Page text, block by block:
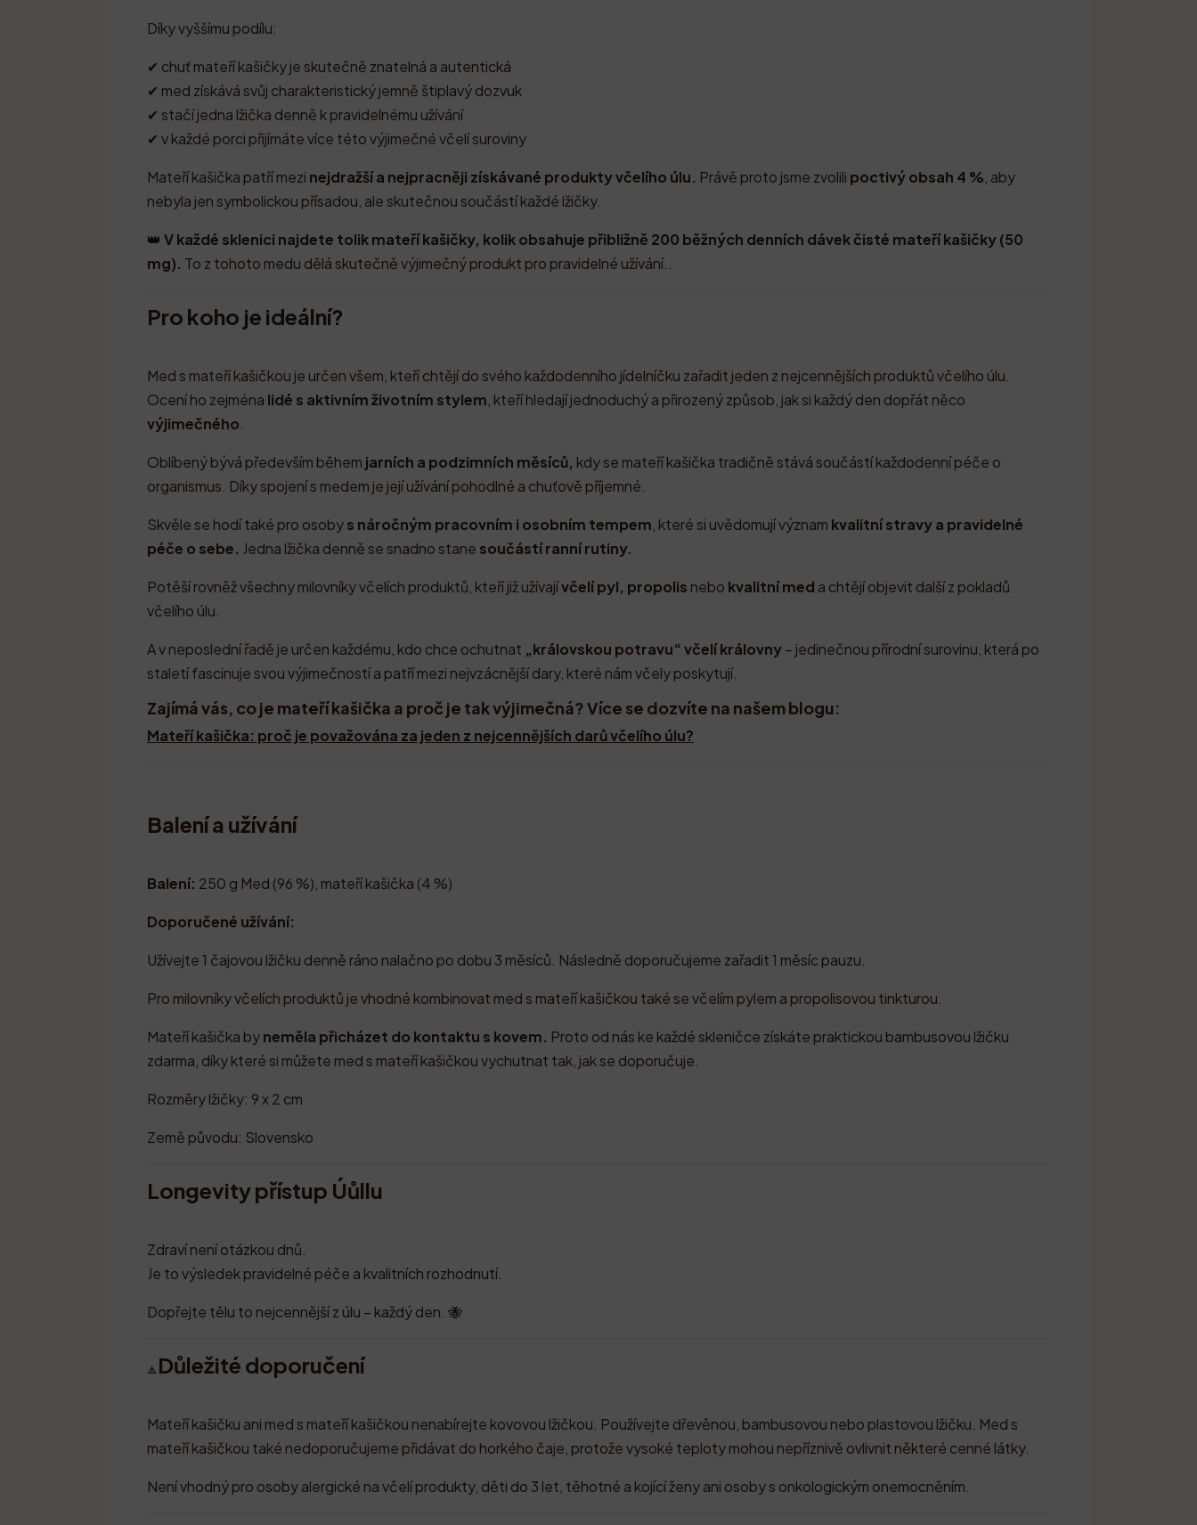
Díky vyššímu podílu:
✔ chuť mateří kašičky je skutečně znatelná a autentická
✔ med získává svůj charakteristický jemně štiplavý dozvuk
✔ stačí jedna lžička denně k pravidelnému užívání
✔ v každé porci přijímáte více této výjimečné včelí suroviny
Mateří kašička patří mezi nejdražší a nejpracněji získávané produkty včelího úlu. Právě proto jsme zvolili poctivý obsah 4 % , aby
nebyla jen symbolickou přísadou, ale skutečnou součástí každé lžičky.
👑 V každé sklenici najdete tolik mateří kašičky, kolik obsahuje přibližně 200 běžných denních dávek čisté mateří kašičky (50
mg). To z tohoto medu dělá skutečně výjimečný produkt pro pravidelné užívání..
Pro koho je ideální?
Med s mateří kašičkou je určen všem, kteří chtějí do svého každodenního jídelníčku zařadit jeden z nejcennějších produktů včelího úlu.
Ocení ho zejména lidé s aktivním životním stylem , kteří hledají jednoduchý a přirozený způsob, jak si každý den dopřát něco
výjimečného
Oblíbený bývá především během jarních a podzimních měsíců, kdy se mateří kašička tradičně stává součástí každodenní péče o
organismus. Díky spojení s medem je její užívání pohodlné a chuťově příjemné.
Skvěle se hodí také pro osobys náročným pracovním i osobním tempem , které si uvědomují význam kvalitní stravy a pravidelné
péče o sebe. Jedna lžička denně se snadno stane součástí ranní rutiny.
Potěší rovněž všechny milovníky včelích produktů, kteří již užívajívčelí pyl, propolis nebo kvalitní med a chtějí objevit další z pokladů
včelího úlu.
A v neposlední řadě je určen každému, kdo chce ochutnat „královskou potravu“ včelí královny– jedinečnou přírodní surovinu, která po
staletí fascinuje svou výjimečností a patří mezi nejvzácnější dary, které nám včely poskytují.
Zajímá vás, co je mateří kašička a proč je tak výjimečná? Více se dozvíte na našem blogu:
Mateří kašička: proč je považována za jeden z nejcennějších darů včelího úlu?
Balení a užívání
Balení: 250 g Med (96 %), mateří kašička (4 %)
Doporučené užívání:
Užívejte 1 čajovou lžičku denně ráno nalačno po dobu 3 měsíců. Následně doporučujeme zařadit 1 měsíc pauzu.
Pro milovníky včelích produktů je vhodné kombinovat med s mateří kašičkou také se včelím pylem a propolisovou tinkturou.
Mateří kašička byneměla přicházet do kontaktu s kovem. Proto od nás ke každé skleničce získáte praktickou bambusovou lžičku
zdarma, díky které si můžete med s mateří kašičkou vychutnat tak, jak se doporučuje.
Rozměry lžičky: 9 x 2 cm
Země původu: Slovensko
Longevity přístup Úůllu
Zdraví není otázkou dnů.
Je to výsledek pravidelné péče a kvalitních rozhodnutí.
Dopřejte tělu to nejcennější z úlu – každý den. 🐝
⚠️ Důležité doporučení
Mateří kašičku ani med s mateří kašičkou nenabírejte kovovou lžičkou. Používejte dřevěnou, bambusovou nebo plastovou lžičku. Med s
mateří kašičkou také nedoporučujeme přidávat do horkého čaje, protože vysoké teploty mohou nepříznivě ovlivnit některé cenné látky.
Není vhodný pro osoby alergické na včelí produkty, děti do 3 let, těhotné a kojící ženy ani osoby s onkologickým onemocněním.